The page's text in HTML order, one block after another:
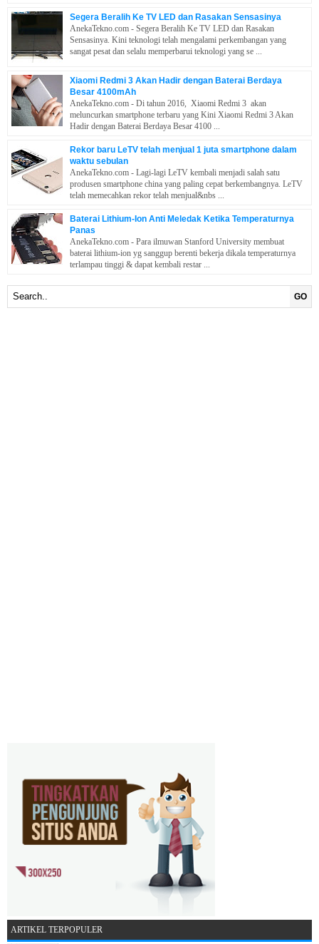
Segera Beralih Ke TV LED dan Rasakan Sensasinya
AnekaTekno.com - Segera Beralih Ke TV LED dan Rasakan
Sensasinya. Kini teknologi telah mengalami perkembangan yang
sangat pesat dan selalu memperbarui teknologi yang se ...
Xiaomi Redmi 3 Akan Hadir dengan Baterai Berdaya
Besar 4100mAh
AnekaTekno.com - Di tahun 2016, Xiaomi Redmi 3 akan
meluncurkan smartphone terbaru yang Kini Xiaomi Redmi 3 Akan
Hadir dengan Baterai Berdaya Besar 4100 ...
Rekor baru LeTV telah menjual 1 juta smartphone dalam
waktu sebulan
AnekaTekno.com - Lagi-lagi LeTV kembali menjadi salah satu
produsen smartphone china yang paling cepat berkembangnya. LeTV
telah memecahkan rekor telah menjual&nbs ...
Baterai Lithium-Ion Anti Meledak Ketika Temperaturnya
Panas
AnekaTekno.com - Para ilmuwan Stanford University membuat
baterai lithium-ion yg sanggup berenti bekerja dikala temperaturnya
terlampau tinggi & dapat kembali restar ...
GO
ARTIKEL TERPOPULER